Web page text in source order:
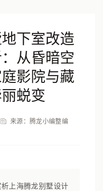
地下室改造
从昏暗空
影院与藏
蜕变
来源： 腾龙小编整编
上海腾龙别墅设计